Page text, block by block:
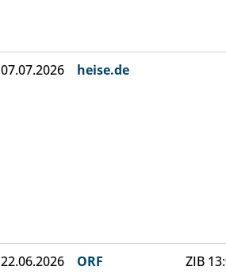
07.07.2026 heise.de
22.06.2026 ORF ZIB